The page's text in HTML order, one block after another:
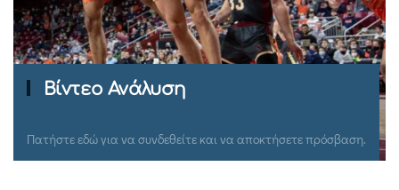
Ομιλίες Σεμιναρίων
Πατήστε εδώ για να συνδεθείτε και να αποκτήσετε πρόσβαση.